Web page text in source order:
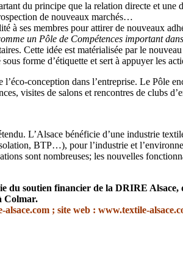
du principe que la relation directe et une
de nouveaux marchés…
à ses membres pour attirer de nouveaux
un Pôle de Compétences important
Cette idée est matérialisée par le
forme d’étiquette et sert à appuyer les
conception dans l’entreprise. Le Pôle
visites de salons et rencontres de clubs
L’Alsace bénéficie d’une industrie
BTP…), pour l’industrie et
sont nombreuses; les nouvelles
du soutien financier de la DRIRE
Colmar.
; site web : www.textile-